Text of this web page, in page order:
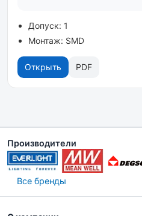
Допуск: 1
Монтаж: SMD
Открыть PDF
Производители
Все бренды